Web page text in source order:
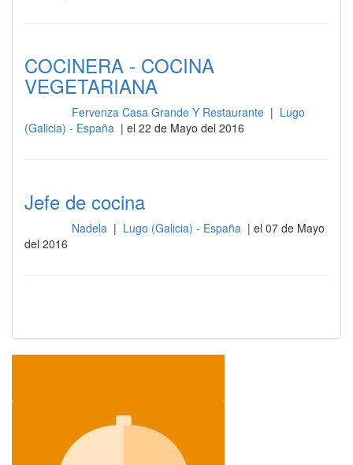
COCINERA - COCINA
VEGETARIANA
Fervenza Casa Grande Y Restaurante | Lugo
(Galicia) - España | el 22 de Mayo del 2016
Jefe de cocina
Nadela | Lugo (Galicia) - España | el 07 de Mayo
del 2016